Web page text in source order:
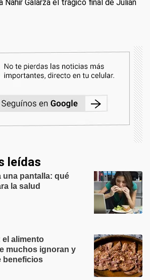
Nahir Galarza el trágico final de Julián
leídas
una pantalla: qué
la salud
el alimento
muchos ignoran y
beneficios